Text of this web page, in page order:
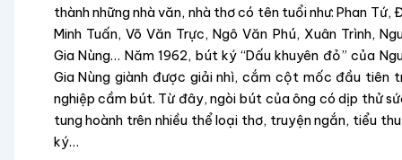
thành những nhà văn, nhà thơ có tên tuổi như: Phan Tứ,
Minh Tuấn, Võ Văn Trực, Ngô Văn Phú, Xuân Trình,
Gia Nùng… Năm 1962, bút ký “Dấu khuyên đỏ” của
Gia Nùng giành được giải nhì, cắm cột mốc đầu tiên
nghiệp cầm bút. Từ đây, ngòi bút của ông có dịp thử
tung hoành trên nhiều thể loại thơ, truyện ngắn, tiểu
ký…